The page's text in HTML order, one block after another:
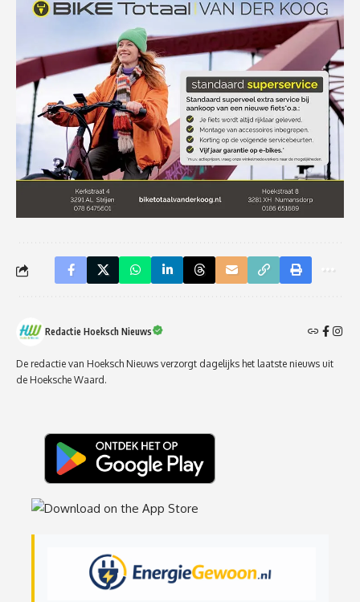
Redactie Hoeksch Nieuws
De redactie van Hoeksch Nieuws verzorgt dagelijks het laatste nieuws uit
de Hoeksche Waard.